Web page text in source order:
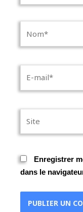
Enregistrer
dans le